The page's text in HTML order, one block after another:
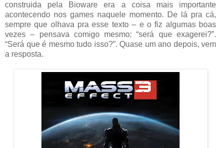
construida pela Bioware era a coisa mais importante
acontecendo nos games naquele momento. De lá pra cá,
sempre que olhava pra esse texto – e o fiz algumas boas
vezes – pensava comigo mesmo: “será que exagerei?”.
“Será que é mesmo tudo isso?”. Quase um ano depois, vem
a resposta.